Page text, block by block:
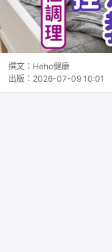
撰文： Heho健康
出版： 2026-07-09 10:01